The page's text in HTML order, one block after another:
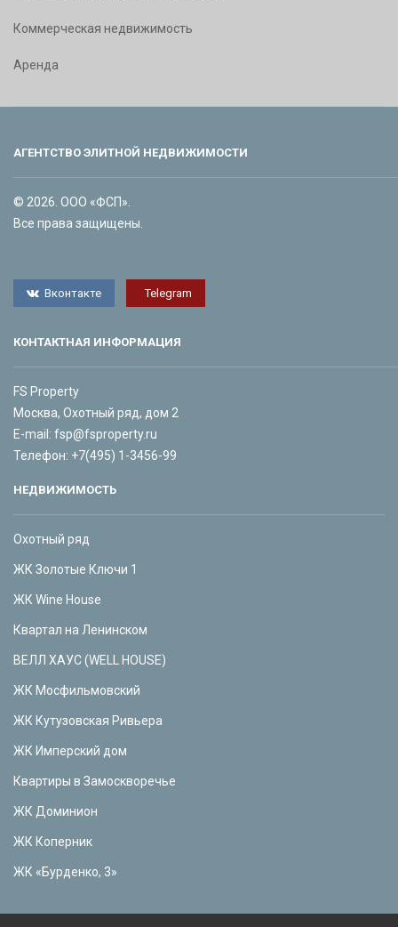
Коммерческая недвижимость
Аренда
АГЕНТСТВО ЭЛИТНОЙ НЕДВИЖИМОСТИ
© 2026. ООО «ФСП».
Все права защищены.
Вконтакте Telegram
КОНТАКТНАЯ ИНФОРМАЦИЯ
FS Property
Москва, Охотный ряд, дом 2
E-mail: fsp@fsproperty.ru
Телефон: +7(495) 1-3456-99
НЕДВИЖИМОСТЬ
Охотный ряд
ЖК Золотые Ключи 1
ЖК Wine House
Квартал на Ленинском
ВЕЛЛ ХАУС (WELL HOUSE)
ЖК Мосфильмовский
ЖК Кутузовская Ривьера
ЖК Имперский дом
Квартиры в Замоскворечье
ЖК Доминион
ЖК Коперник
ЖК «Бурденко, 3»